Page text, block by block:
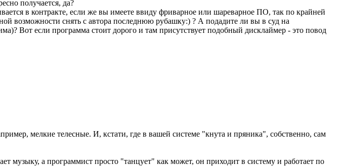
получается, да?
в контракте, если же вы имеете ввиду фриварное или шареварное ПО, так по крайней
возможности снять с автора последнюю рубашку:) ? А подадите ли вы в суд на
Вот если программа стоит дорого и там присутствует подобный дисклаймер - это повод
мелкие телесные. И, кстати, где в вашей системе "кнута и пряника", собственно, сам
музыку, а программист просто "танцует" как может, он приходит в систему и работает по